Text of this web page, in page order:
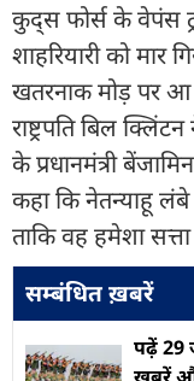
कुद्स फोर्स के वेपंस
शाहरियारी को मार
खतरनाक मोड़ पर आ
राष्ट्रपति बिल
के प्रधानमंत्री
कहा कि नेतन्याहू
ताकि वह हमेशा
सम्बंधित ख़बरें
पढ़ें 29